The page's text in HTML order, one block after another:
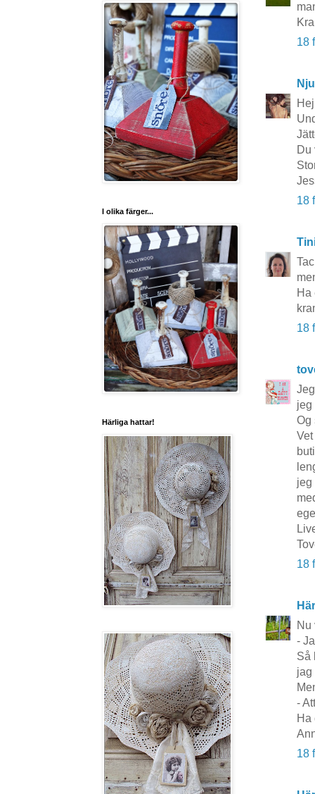
18
Du
18
Ha
18
jeg
Og
jeg
18
Nu
-
Så
jag
-
Ha
18
I olika färger...
Härliga hattar!